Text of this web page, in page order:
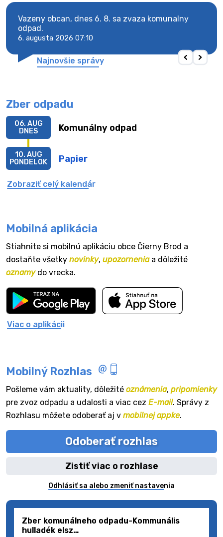
Vazeny obcan, dnes 6. 8. sa zvaza komunalny
odpad.
6. augusta 2026 07:10
Najnovšie správy
Zber odpadu
Komunálny odpad
06. AUG
DNES
Papier
10. AUG
PONDELOK
Zobraziť celý kalendár
Mobilná aplikácia
Stiahnite si mobilnú aplikáciu obce Čierny Brod a
dostaňte všetky novinky, upozorneniaa dôležité
oznamydo vrecka.
Viac o aplikácii
Mobilný Rozhlas
Pošleme vám aktuality, dôležité oznámenia, pripomienky
pre zvoz odpadu a udalosti a viac cez E-mail. Správy z
Rozhlasu môžete odoberať aj v mobilnej appke.
Odoberať rozhlas
Zistiť viac o rozhlase
Odhlásiť sa alebo zmeniť nastavenia
Zber komunálneho odpadu-Kommunális
hulladék elsz…